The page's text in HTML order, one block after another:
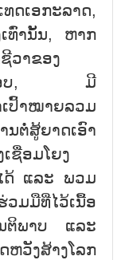
ດເອກະລາດ,
ເທົ່ານັ້ນ, ຫາກ
ວາຂອງ
ຜິດຊອບ, ມີ
ປົ້າໝາຍລວມ
ຕໍ່ສູ້ຍາດເອົາ
ຊື່ອມໂຍງ
ດ້ ແລະ ພວມ
ມມືທີ່ໄວ້ເນື້ອ
ຕິພາບ ແລະ
ວັງສ້າງໂລກ